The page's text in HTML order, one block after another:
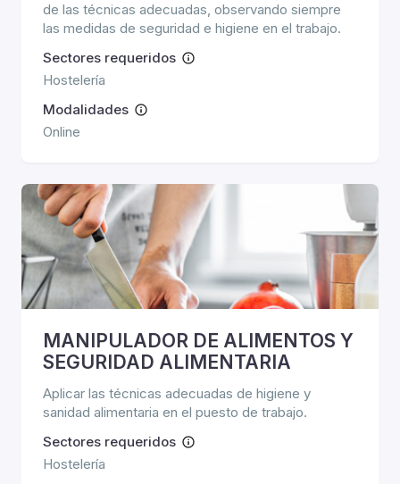
de las técnicas adecuadas, observando siempre
las medidas de seguridad e higiene en el trabajo.
Sectores requeridos
Hostelería
Modalidades
Online
MANIPULADOR DE ALIMENTOS Y
SEGURIDAD ALIMENTARIA
Aplicar las técnicas adecuadas de higiene y
sanidad alimentaria en el puesto de trabajo.
Sectores requeridos
Hostelería